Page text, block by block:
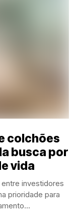
colchões
busca por
vida
investidores
prioridade para